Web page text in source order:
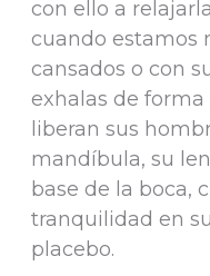
con ello a
cuando estamos
cansados ​​o con
exhalas de forma
liberan sus
mandíbula, su
base de la boca,
tranquilidad en
placebo.